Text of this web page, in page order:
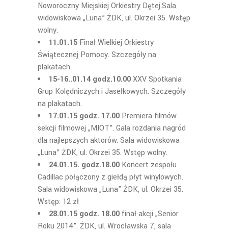
Noworoczny Miejskiej Orkiestry Dętej.Sala
widowiskowa „Luna” ŻDK, ul. Okrzei 35. Wstęp
wolny.
11.01.15 Finał Wielkiej Orkiestry
Świątecznej Pomocy. Szczegóły na
plakatach.
15-16..01.14 godz.10.00XXV Spotkania
Grup Kolędniczych i Jasełkowych. Szczegóły
na plakatach.
17.01.15 godz. 17.00 Premiera filmów
sekcji filmowej „MIOT”. Gala rozdania nagród
dla najlepszych aktorów. Sala widowiskowa
„Luna” ŻDK, ul. Okrzei 35. Wstęp wolny.
24.01.15. godz.18.00 Koncert zespołu
Cadillac połączony z giełdą płyt winylowych.
Sala widowiskowa „Luna” ŻDK, ul. Okrzei 35.
Wstęp: 12 zł
28.01.15 godz. 18.00 finał akcji „Senior
Roku 2014”. ŻDK, ul. Wrocławska 7, sala